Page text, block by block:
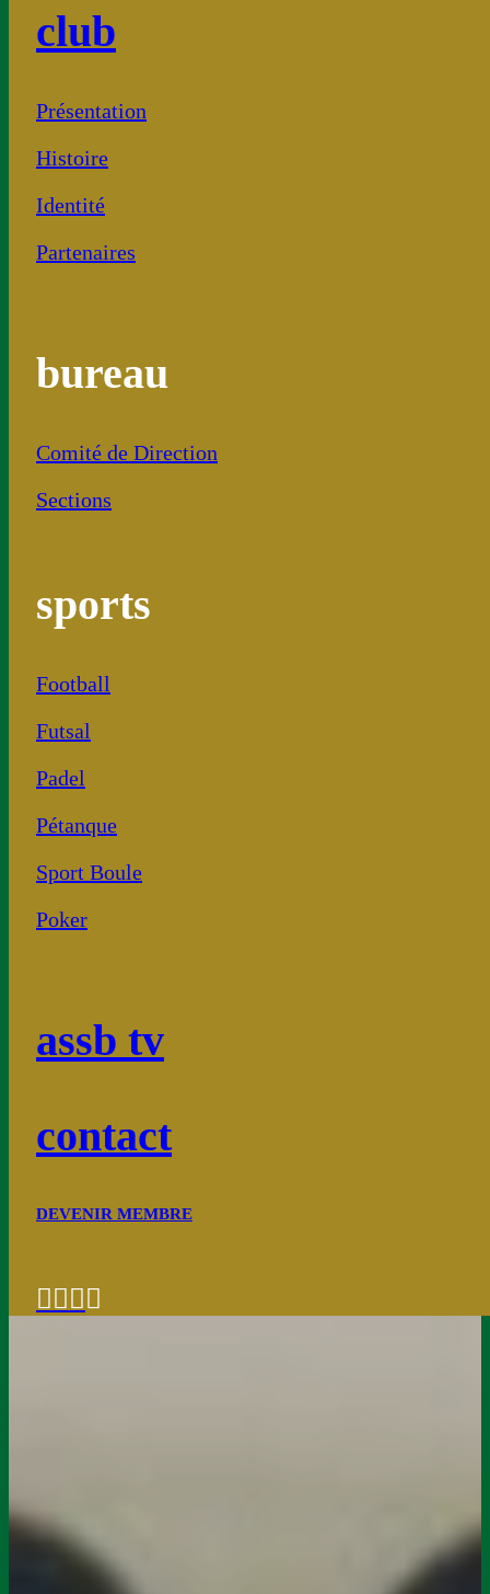
club
Présentation
Histoire
Identité
Partenaires
bureau
Comité de Direction
Sections
sports
Football
Futsal
Padel
Pétanque
Sport Boule
Poker
assb tv
contact
DEVENIR MEMBRE